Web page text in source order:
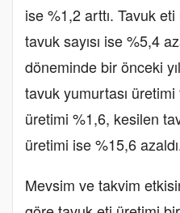
ise %1,2 arttı. Tavuk
tavuk sayısı ise %5,4
döneminde bir önceki
tavuk yumurtası
üretimi %1,6, kesilen
üretimi ise %15,6
Mevsim ve takvim